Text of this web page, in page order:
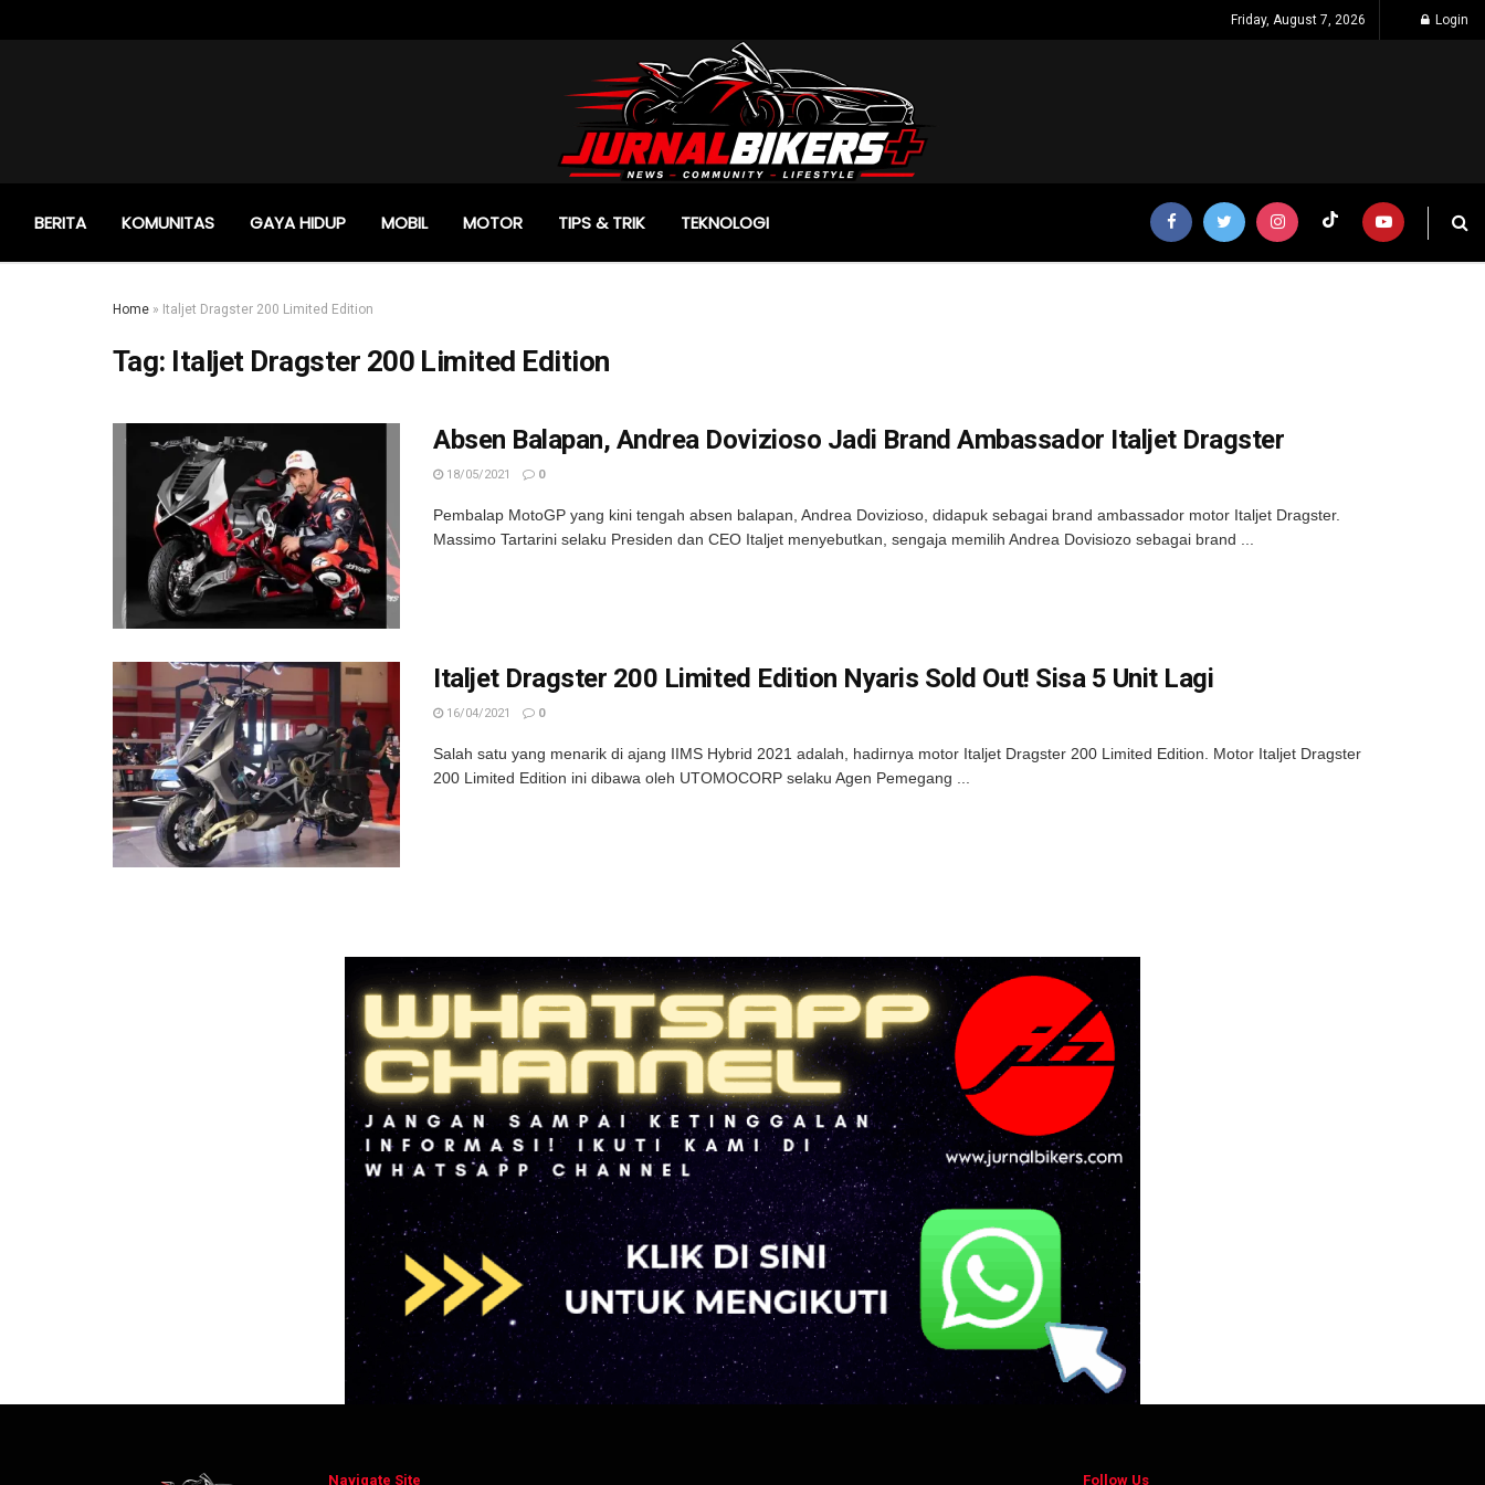
Friday, August 7, 2026 Login
BERITA KOMUNITAS GAYA HIDUP MOBIL MOTOR TIPS & TRIK TEKNOLOGI
Home » Italjet Dragster 200 Limited Edition
Tag: Italjet Dragster 200 Limited Edition
Absen Balapan, Andrea Dovizioso Jadi Brand Ambassador Italjet Dragster
18/05/2021 0
Pembalap MotoGP yang kini tengah absen balapan, Andrea Dovizioso, didapuk sebagai brand ambassador motor Italjet Dragster.
Massimo Tartarini selaku Presiden dan CEO Italjet menyebutkan, sengaja memilih Andrea Dovisiozo sebagai brand ...
Italjet Dragster 200 Limited Edition Nyaris Sold Out! Sisa 5 Unit Lagi
16/04/2021 0
Salah satu yang menarik di ajang IIMS Hybrid 2021 adalah, hadirnya motor Italjet Dragster 200 Limited Edition. Motor Italjet Dragster
200 Limited Edition ini dibawa oleh UTOMOCORP selaku Agen Pemegang ...
Navigate Site Follow Us